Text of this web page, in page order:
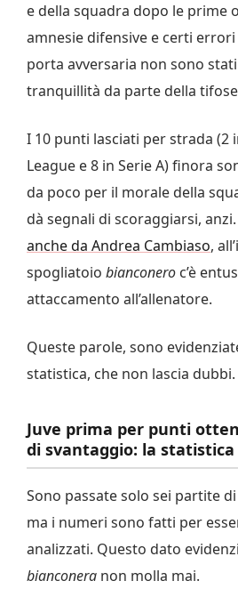
e della squadra dopo le prime
amnesie difensive e certi
porta avversaria non sono
tranquillità da parte della
I 10 punti lasciati per strada (2
League e 8 in Serie A) finora
da poco per il morale della
dà segnali di scoraggiarsi,
anche da Andrea Cambiaso,
spogliatoio bianconero c’è
attaccamento all’allenatore.
Queste parole, sono
statistica, che non lascia dubbi.
Juve prima per punti
di svantaggio: la statistica
Sono passate solo sei partite
ma i numeri sono fatti per
analizzati. Questo dato
bianconera non molla mai.